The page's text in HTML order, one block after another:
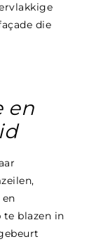
die
en
blazen in